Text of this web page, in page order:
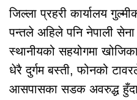
जिल्ला प्रहरी कार्यालय
पन्तले अहिले पनि नेपाली
स्थानीयको सहयोगमा
धेरै दुर्गम बस्ती, फोनको
आसपासका सडक अवरुद्ध हुँदा